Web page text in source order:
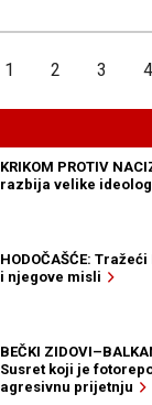
1 2 3 4
KRIKOM PROTIV
razbija velike
HODOČAŠĆE:
i njegove misli
BEČKI
Susret koji je
agresivnu prijetnju